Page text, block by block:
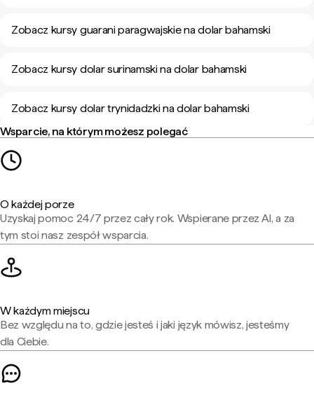
Zobacz kursy guarani paragwajskie na dolar bahamski
Zobacz kursy dolar surinamski na dolar bahamski
Zobacz kursy dolar trynidadzki na dolar bahamski
Wsparcie, na którym możesz polegać
O każdej porze
Uzyskaj pomoc 24/7 przez cały rok. Wspierane przez AI, a za
tym stoi nasz zespół wsparcia.
W każdym miejscu
Bez względu na to, gdzie jesteś i jaki język mówisz, jesteśmy
dla Ciebie.